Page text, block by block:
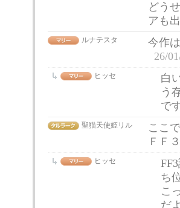
どう
アも
ルナテスタ
今作
26/
ヒッセ
白
う
で
聖猫天使姫リル
ここ
ＦＦ
ヒッセ
ち
こ
だ